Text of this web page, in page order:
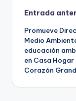
de
Entrada
Promueve
Medio
educación
en Casa Hogar
Corazón